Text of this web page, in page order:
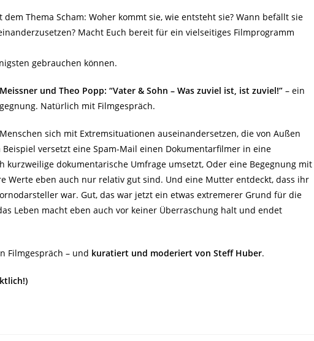
Thema Scham: Woher kommt sie, wie entsteht sie? Wann befällt sie
Macht Euch bereit für ein vielseitiges Filmprogramm
gebrauchen können.
und Theo Popp: “Vater & Sohn – Was zuviel ist, ist zuviel!” – ein
Natürlich mit Filmgespräch.
sich mit Extremsituationen auseinandersetzen, die von Außen
versetzt eine Spam-Mail einen Dokumentarfilmer in eine
dokumentarische Umfrage umsetzt, Oder eine Begegnung mit
Werte eben auch nur relativ gut sind. Und eine Mutter entdeckt, dass ihr
war. Gut, das war jetzt ein etwas extremerer Grund für die
Leben macht eben auch vor keiner Überraschung halt und endet
Filmgespräch – und kuratiert und moderiert von Steff Huber.